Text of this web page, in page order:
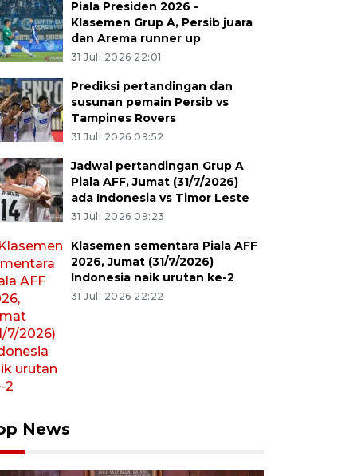
Piala Presiden 2026 -
Klasemen Grup A, Persib juara
dan Arema runner up
31 Juli 2026 22:01
Prediksi pertandingan dan
susunan pemain Persib vs
Tampines Rovers
31 Juli 2026 09:52
Jadwal pertandingan Grup A
Piala AFF, Jumat (31/7/2026)
ada Indonesia vs Timor Leste
31 Juli 2026 09:23
Klasemen sementara Piala AFF
2026, Jumat (31/7/2026)
Indonesia naik urutan ke-2
31 Juli 2026 22:22
News